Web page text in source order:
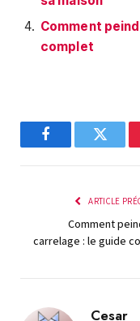
Comment
complet
FacebookTwitter
ARTICLE
Comment
carrelage : le guide
Cesar